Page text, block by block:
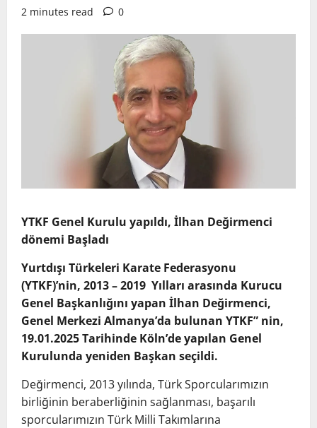
2 minutes read
0
YTKF Genel Kurulu yapıldı, İlhan Değirmenci
dönemi Başladı
Yurtdışı Türkeleri Karate Federasyonu
(YTKF)’nin, 2013 – 2019 Yılları arasında Kurucu
Genel Başkanlığını yapan İlhan Değirmenci,
Genel Merkezi Almanya’da bulunan YTKF” nin,
19.01.2025 Tarihinde Köln’de yapılan Genel
Kurulunda yeniden Başkan seçildi.
Değirmenci, 2013 yılında, Türk Sporcularımızın
birliğinin beraberliğinin sağlanması, başarılı
sporcularımızın Türk Milli Takımlarına